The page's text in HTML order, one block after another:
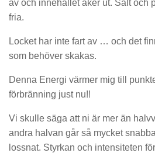
av och innehållet åker ut. Salt och
fria.
Locket har inte fart av … och det
som behöver skakas.
Denna Energi värmer mig till
förbränning just nu!!
Vi skulle säga att ni är mer än
andra halvan går så mycket
lossnat. Styrkan och intensiteten